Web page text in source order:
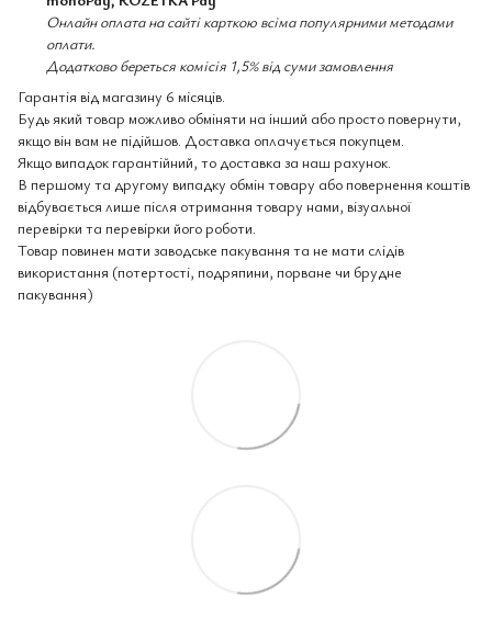
Онлайн оплата на сайті карткою всіма популярними методами
оплати.
Додатково береться комісія 1,5% від суми замовлення
Гарантія від магазину 6 місяців.
Будь який товар можливо обміняти на інший або просто повернути,
якщо він вам не підійшов. Доставка оплачується покупцем.
Якщо випадок гарантійний, то доставка за наш рахунок.
В першому та другому випадку обмін товару або повернення коштів
відбувається лише після отримання товару нами, візуальної
перевірки та перевірки його роботи.
Товар повинен мати заводське пакування та не мати слідів
використання (потертості, подряпини, порване чи брудне
пакування)